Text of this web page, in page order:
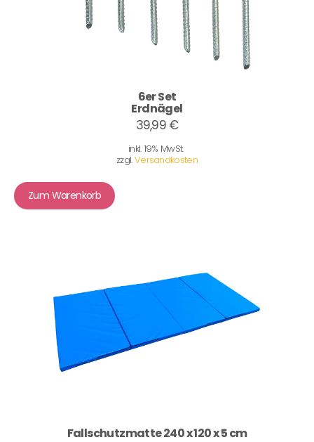
6er Set
Erdnägel
39,99 €
inkl. 19% MwSt.
zzgl.Versandkosten
Zum Warenkorb
Fallschutzmatte 240 x 120 x 5 cm